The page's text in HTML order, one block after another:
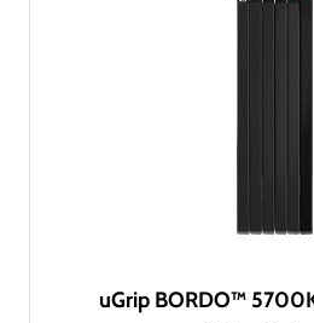
uGrip BORDO™